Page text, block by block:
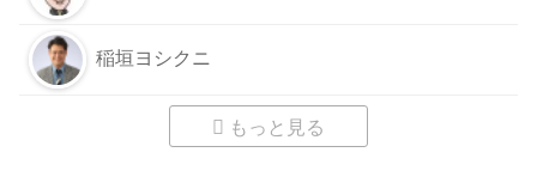
稲垣ヨシクニ
もっと見る